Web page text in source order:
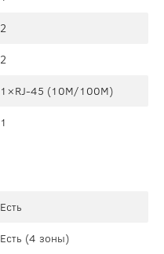
2
2
1×RJ-45 (10М/100М)
1
Есть
Есть (4 зоны)